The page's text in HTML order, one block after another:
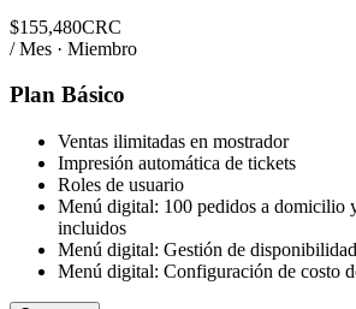
$155,480CRC
/ Mes · Miembro
Plan Básico
Ventas ilimitadas en mostrador
Impresión automática de tickets
Roles de usuario
Menú digital: 100 pedidos a domicilio
incluidos
Menú digital: Gestión de
Menú digital: Configuración de costo